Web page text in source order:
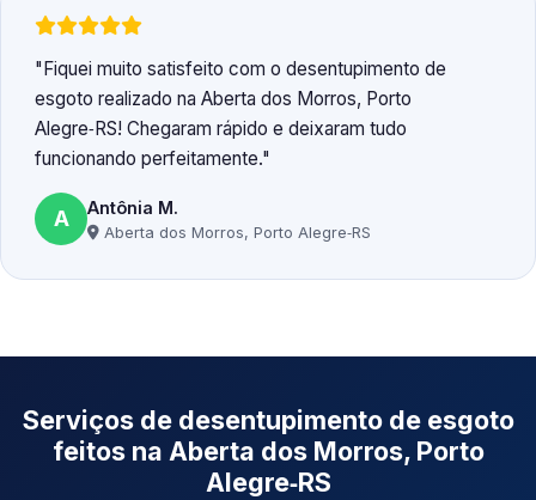
Fiquei muito satisfeito com o desentupimento de
esgoto realizado na Aberta dos Morros, Porto
Alegre‑RS! Chegaram rápido e deixaram tudo
funcionando perfeitamente.
A Antônia M.
Aberta dos Morros, Porto Alegre‑RS
Serviços de desentupimento de esgoto
feitos na Aberta dos Morros, Porto
Alegre‑RS